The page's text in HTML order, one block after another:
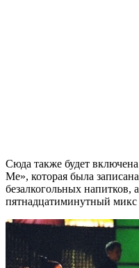
Сюда также будет
Me», которая была
безалкогольных напитков,
пятнадцатиминутный микс